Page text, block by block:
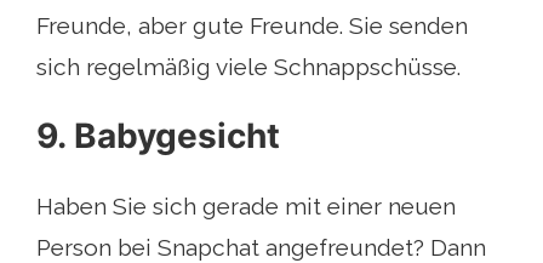
Freunde, aber gute Freunde. Sie senden
sich regelmäßig viele Schnappschüsse.
9. Babygesicht
Haben Sie sich gerade mit einer neuen
Person bei Snapchat angefreundet? Dann